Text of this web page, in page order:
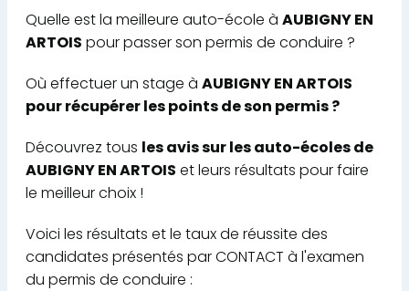
Quelle est la meilleure auto-école à AUBIGNY EN
ARTOIS pour passer son permis de conduire ?
Où effectuer un stage à AUBIGNY EN ARTOIS
pour récupérer les points de son permis ?
Découvrez tous les avis sur les auto-écoles de
AUBIGNY EN ARTOIS et leurs résultats pour faire
le meilleur choix !
Voici les résultats et le taux de réussite des
candidates présentés par CONTACT à l'examen
du permis de conduire :